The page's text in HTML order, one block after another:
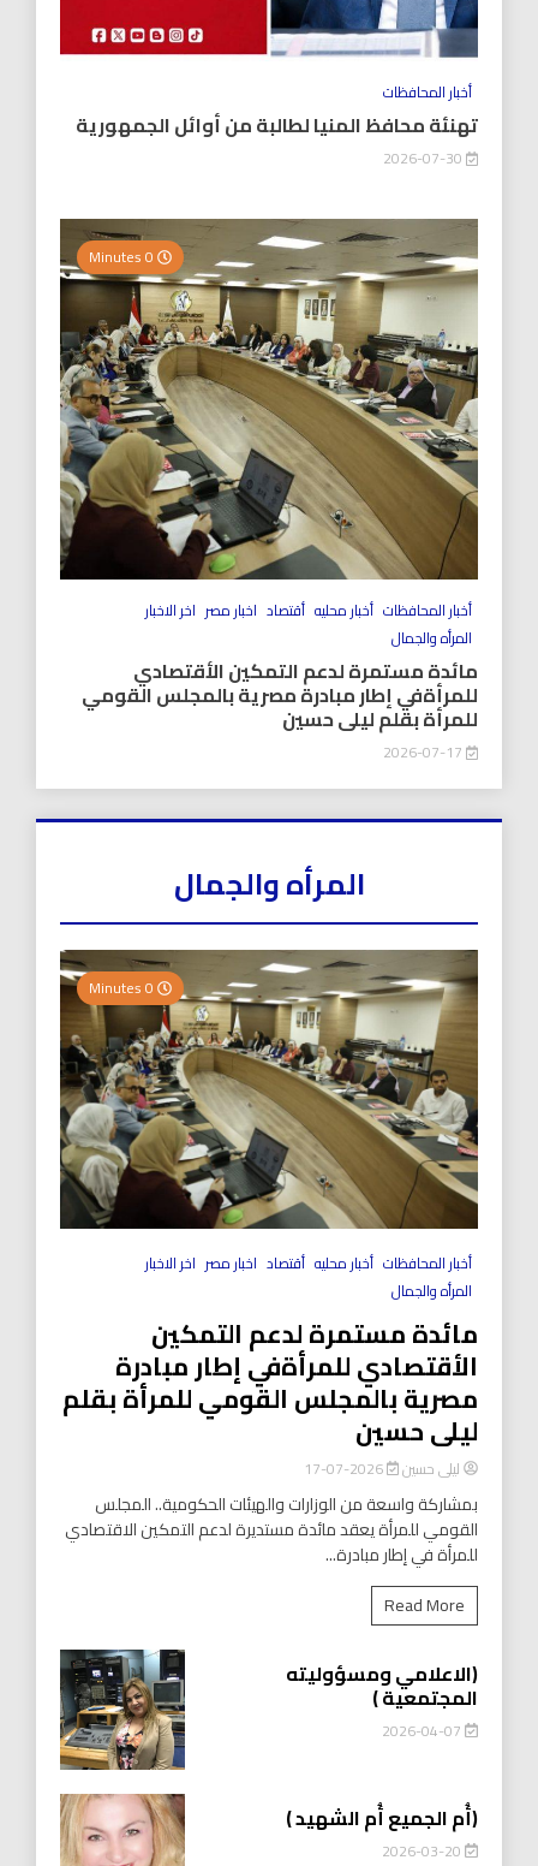
أخبار المحافظات
تهنئة محافظ المنيا لطالبة من أوائل الجمهورية
أخبار المحافظات أخبار محليه أقتصاد اخبار مصر اخر الاخبار
المرأه والجمال
مائدة مستمرة لدعم التمكين الأقتصادي
للمرأةفي إطار مبادرة مصرية بالمجلس القومي
للمرأة بقلم ليلى حسين
المرأه والجمال
أخبار المحافظات أخبار محليه أقتصاد اخبار مصر اخر الاخبار
المرأه والجمال
مائدة مستمرة لدعم التمكين
الأقتصادي للمرأةفي إطار مبادرة
مصرية بالمجلس القومي للمرأة بقلم
ليلى حسين
ليلى حسين 2026-07-17
بمشاركة واسعة من الوزارات والهيئات الحكومية.. المجلس
القومي للمرأة يعقد مائدة مستديرة لدعم التمكين الاقتصادي
للمرأة في إطار مبادرة...
Read More
(الاعلامي ومسؤوليته
المجتمعية )
2026-04-07
(أُم الجميع أُم الشهيد )
2026-03-20